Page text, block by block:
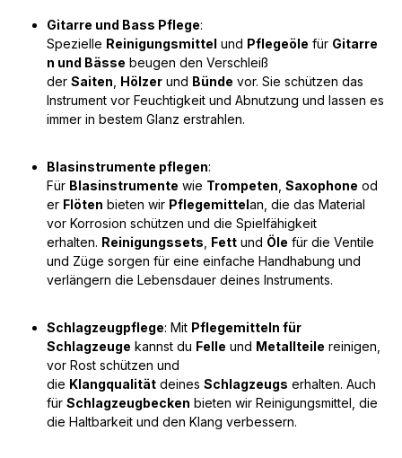
Gitarre und Bass Pflege:
Spezielle Reinigungsmittel und Pflegeöle für Gitarre
n und Bässe beugen den Verschleiß
der Saiten Hölzer und Bünde vor. Sie schützen das
Instrument vor Feuchtigkeit und Abnutzung und lassen es
immer in bestem Glanz erstrahlen.
Blasinstrumente pflegen:
Für Blasinstrumente wie Trompeten Saxophone od
er Flöten bieten wir Pflegemittelan, die das Material
vor Korrosion schützen und die Spielfähigkeit
erhalten. Reinigungssets Fett und Öle für die Ventile
und Züge sorgen für eine einfache Handhabung und
verlängern die Lebensdauer deines Instruments.
Schlagzeugpflege: Mit Pflegemitteln für
Schlagzeuge kannst du Felle und Metallteile reinigen,
vor Rost schützen und
die Klangqualität deines Schlagzeugs erhalten. Auch
für Schlagzeugbecken bieten wir Reinigungsmittel, die
die Haltbarkeit und den Klang verbessern.